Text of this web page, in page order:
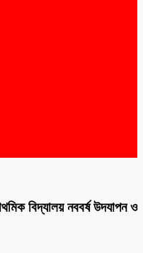
বিদ্যালয় নববর্ষ উদযাপন ও